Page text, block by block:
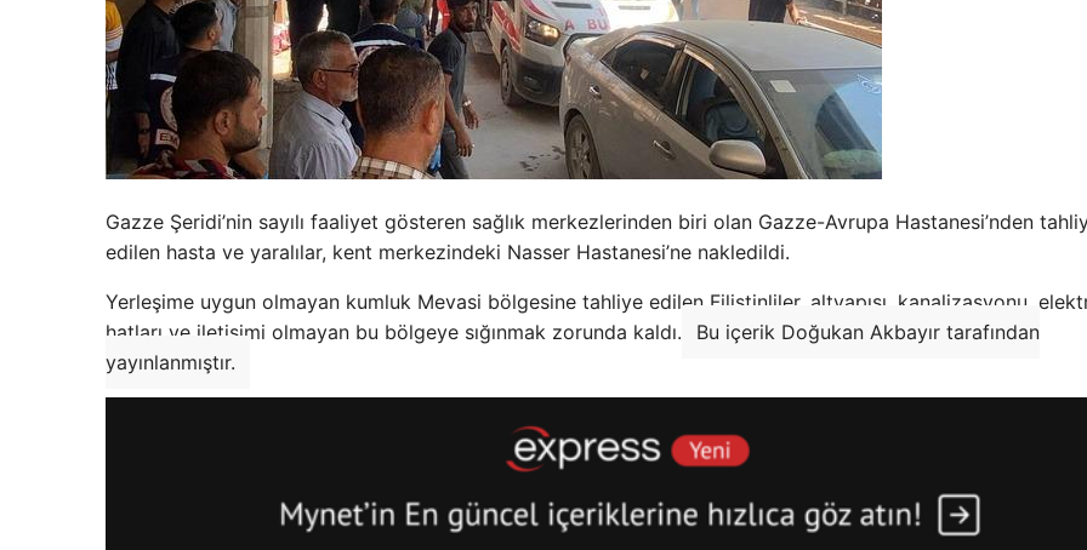
Gazze Şeridi’nin sayılı faaliyet gösteren sağlık merkezlerinden biri olan Gazze-Avrupa Hastanesi’nden
edilen hasta ve yaralılar, kent merkezindeki Nasser Hastanesi’ne nakledildi.
Yerleşime uygun olmayan kumluk Mevasi bölgesine tahliye edilen Filistinliler, altyapısı, kanalizasyonu,
hatları ve iletişimi olmayan bu bölgeye sığınmak zorunda kaldı.
Bu içerik Doğukan Akbayır tarafından
yayınlanmıştır.